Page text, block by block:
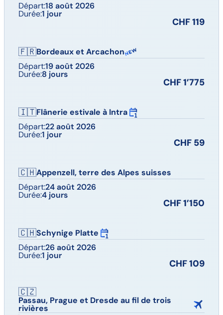
Départ:18 août 2026
Durée:1 jour
CHF 119
🇫🇷Bordeaux et Arcachon
Départ:19 août 2026
Durée:8 jours
CHF 1’775
🇮🇹Flânerie estivale à Intra
Départ:22 août 2026
Durée:1 jour
CHF 59
🇨🇭Appenzell, terre des Alpes suisses
Départ:24 août 2026
Durée:4 jours
CHF 1’150
🇨🇭Schynige Platte
Départ:26 août 2026
Durée:1 jour
CHF 109
🇨🇿
Passau, Prague et Dresde au fil de trois
rivières